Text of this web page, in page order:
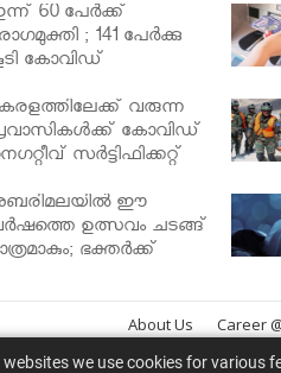
60 പേർക്ക്
; 141 പേര്‍ക്കു
കോവിഡ്
വരുന്ന
കോവിഡ്
സര്‍ട്ടിഫിക്കറ്റ്
ഈ
ഉത്സവം ചടങ്ങ്
ഭക്തർക്ക്
About Us Career
websites we use cookies for various